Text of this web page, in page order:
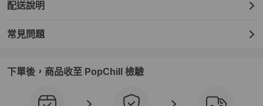
配送說明
常見問題
下單後，商品收至 PopChill 檢驗